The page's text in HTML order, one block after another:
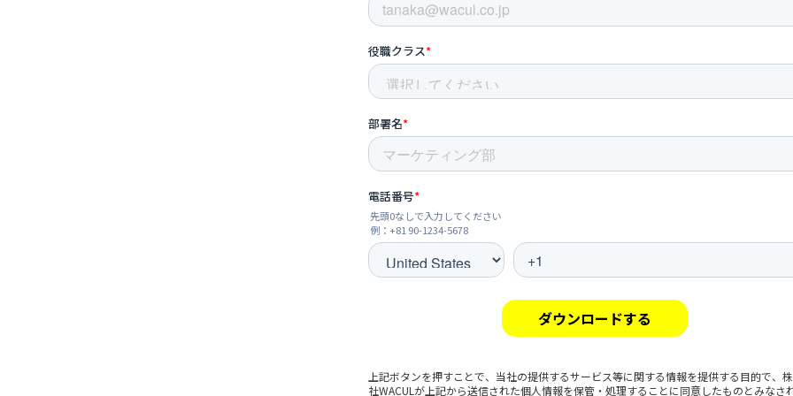
上記ボタンを押すことで、当社の提供するサービス等に関する情報を提供する目的で、
社WACULが上記から送信された個人情報を保管・処理することに同意したものとみなさ